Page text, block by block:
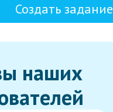
Создать задание
наших